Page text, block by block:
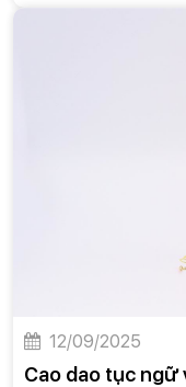
Câu nói này không
sống tự nhiên mà
12/09/2025
Cao dao tục